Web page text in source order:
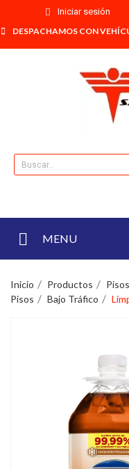
Iniciar sesión
DESPACHAMOS CON
MENU
Inicio Productos
Pisos
Bajo Tráfico